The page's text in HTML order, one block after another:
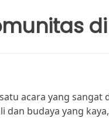
di
acara yang
dan budaya yang